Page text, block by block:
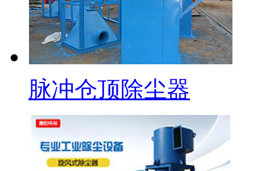
脉冲仓顶除尘器